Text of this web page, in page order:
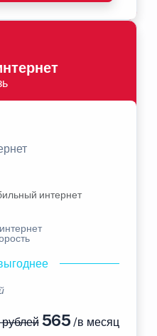
интернет
рублей565 /в месяц